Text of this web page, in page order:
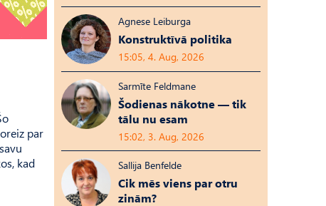
par
kad
Agnese Leiburga
Konstruktīvā politika
15:05, 4. Aug, 2026
Sarmīte Feldmane
Šodienas nākotne — tik
tālu nu esam
15:02, 3. Aug, 2026
Sallija Benfelde
Cik mēs viens par otru
zinām?